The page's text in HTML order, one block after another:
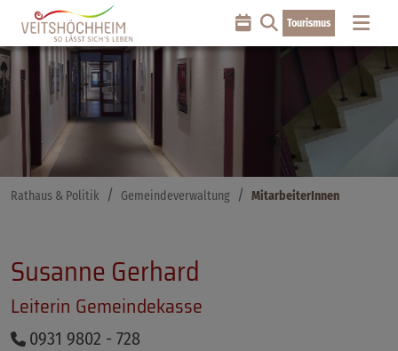
Tourismus
Rathaus & Politik Gemeindeverwaltung MitarbeiterInnen
Susanne Gerhard
Leiterin Gemeindekasse
0931 9802 - 728